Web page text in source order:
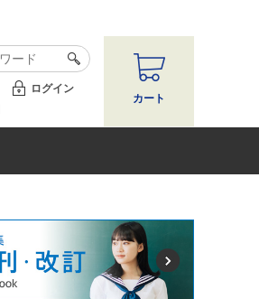
ログイン
カート